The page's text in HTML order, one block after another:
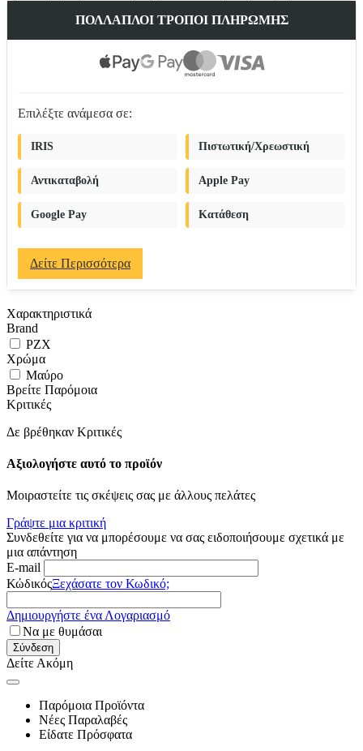
ΠΟΛΛΑΠΛΟΊ ΤΡΌΠΟΙ ΠΛΗΡΩΜΉΣ
Επιλέξτε ανάμεσα σε:
IRIS Πιστωτική/Χρεωστική
Αντικαταβολή Apple Pay
Google Pay Κατάθεση
Δείτε Περισσότερα
Χαρακτηριστικά
Brand
PZX
Χρώμα
Μαύρο
Βρείτε Παρόμοια
Κριτικές
Δε βρέθηκαν Κριτικές
Αξιολογήστε αυτό το προϊόν
Μοιραστείτε τις σκέψεις σας με άλλους πελάτες
Γράψτε μια κριτική
Συνδεθείτε για να μπορέσουμε να σας ειδοποιήσουμε σχετικά με
μια απάντηση
E-mail
ΚώδικόςΞεχάσατε τον Κωδικό;
Δημιουργήστε ένα Λογαριασμό
Να με θυμάσαι
Σύνδεση
Δείτε Ακόμη
Παρόμοια Προϊόντα
Νέες Παραλαβές
Είδατε Πρόσφατα